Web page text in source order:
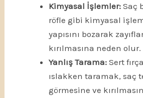
Kimyasal İşlemler: Saç
röfle gibi kimyasal
yapısını bozarak
kırılmasına neden olur.
Yanlış Tarama: Sert
ıslakken taramak, saç
görmesine ve